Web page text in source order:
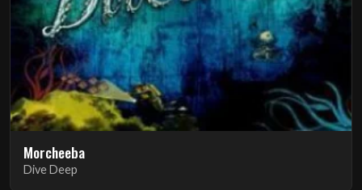
Morcheeba
Dive Deep